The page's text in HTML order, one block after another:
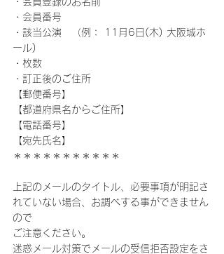
・会員番号
・該当公演　（例： 11月6日(木) 大阪城ホ
ール)
・枚数
・訂正後のご住所
【郵便番号】
【都道府県名からご住所】
【電話番号】
【宛先氏名】
＊＊＊＊＊＊＊＊＊＊＊
上記のメールのタイトル、必要事項が明記さ
れていない場合、お調べする事ができません
ので
ご注意ください。
迷惑メール対策でメールの受信拒否設定をさ